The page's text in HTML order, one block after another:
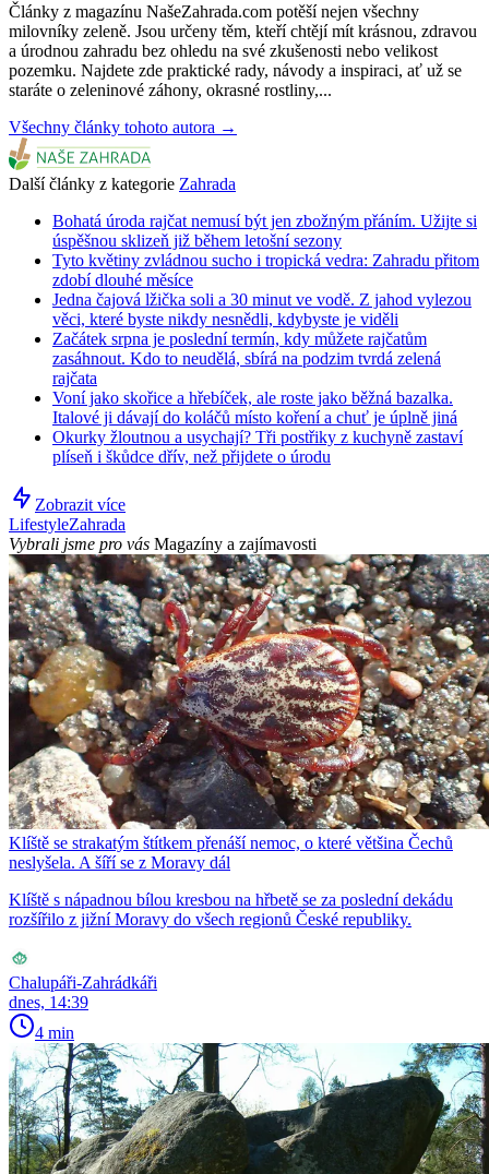
Články z magazínu NašeZahrada.com potěší nejen všechny
milovníky zeleně. Jsou určeny těm, kteří chtějí mít krásnou, zdravou
a úrodnou zahradu bez ohledu na své zkušenosti nebo velikost
pozemku. Najdete zde praktické rady, návody a inspiraci, ať už se
staráte o zeleninové záhony, okrasné rostliny,...
Všechny články tohoto autora →
Další články z kategorie Zahrada
Bohatá úroda rajčat nemusí být jen zbožným přáním. Užijte si
úspěšnou sklizeň již během letošní sezony
Tyto květiny zvládnou sucho i tropická vedra: Zahradu přitom
zdobí dlouhé měsíce
Jedna čajová lžička soli a 30 minut ve vodě. Z jahod vylezou
věci, které byste nikdy nesnědli, kdybyste je viděli
Začátek srpna je poslední termín, kdy můžete rajčatům
zasáhnout. Kdo to neudělá, sbírá na podzim tvrdá zelená
rajčata
Voní jako skořice a hřebíček, ale roste jako běžná bazalka.
Italové ji dávají do koláčů místo koření a chuť je úplně jiná
Okurky žloutnou a usychají? Tři postřiky z kuchyně zastaví
plíseň i škůdce dřív, než přijdete o úrodu
Zobrazit více
LifestyleZahrada
Vybrali jsme pro vás Magazíny a zajímavosti
Klíště se strakatým štítkem přenáší nemoc, o které většina Čechů
neslyšela. A šíří se z Moravy dál
Klíště s nápadnou bílou kresbou na hřbetě se za poslední dekádu
rozšířilo z jižní Moravy do všech regionů České republiky.
Chalupáři-Zahrádkáři
dnes, 14:39
4 min